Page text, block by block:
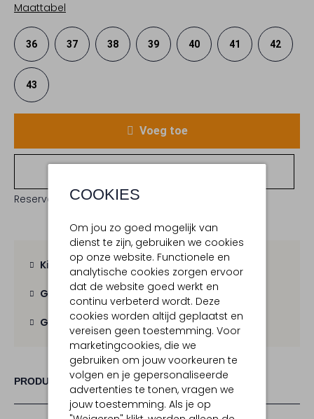
COOKIES
Om jou zo goed mogelijk van
dienst te zijn, gebruiken we cookies
op onze website. Functionele en
analytische cookies zorgen ervoor
dat de website goed werkt en
continu verbeterd wordt. Deze
cookies worden altijd geplaatst en
vereisen geen toestemming. Voor
marketingcookies, die we
gebruiken om jouw voorkeuren te
volgen en je gepersonaliseerde
advertenties te tonen, vragen we
jouw toestemming. Als je op
Maattabel
36 37 38 39 40 41 42
43
Voeg toe
Reserveer direct in een van onze 19 boutiques
Kies zelf je bezorgmoment
Gratis verzendingvanaf € 100,-
Gratis retour binnen 30 dagen
PRODUCT INFORMATIE